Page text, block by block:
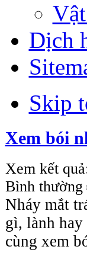
Dịch
Skip
Xem bói
Xem kết
Bình thường
Nháy mắt
gì, lành hay
cùng xem